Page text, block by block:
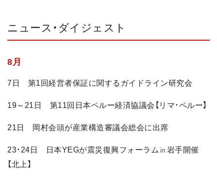
ニュース・ダイジェスト
8月
7日 第1回経営者保証に関するガイドライン研究会
19～21日 第11回日本ペルー経済協議会【リマ・ペルー】
21日 岡村会頭が産業構造審議会総会に出席
23・24日 日本YEGが震災復興フォーラム㏌岩手開催
【北上】